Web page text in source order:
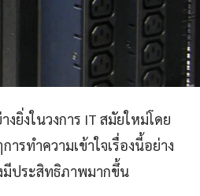
ยิ่งในวงการ IT สมัยใหม่โดย
รทำความเข้าใจเรื่องนี้อย่าง
มีประสิทธิภาพมากขึ้น